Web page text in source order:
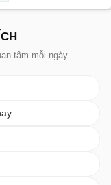
tâm mỗi ngày